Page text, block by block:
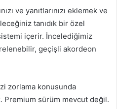
ve yanıtlarınızı eklemek ve
tanıdık bir özel
içerir. İncelediğimiz
geçişli akordeon
zorlama konusunda
Premium sürüm mevcut değil.